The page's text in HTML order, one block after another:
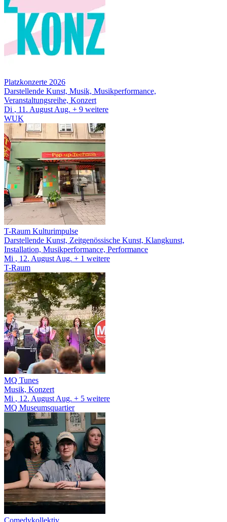
Platzkonzerte 2026
Darstellende Kunst, Musik, Musikperformance,
Veranstaltungsreihe, Konzert
Di , 11. August Aug. + 9 weitere
WUK
T-Raum Kulturimpulse
Darstellende Kunst, Zeitgenössische Kunst, Klangkunst,
Installation, Musikperformance, Performance
Mi , 12. August Aug. + 1 weitere
T-Raum
MQ Tunes
Musik, Konzert
Mi , 12. August Aug. + 5 weitere
MQ Museumsquartier
Comedykollektiv